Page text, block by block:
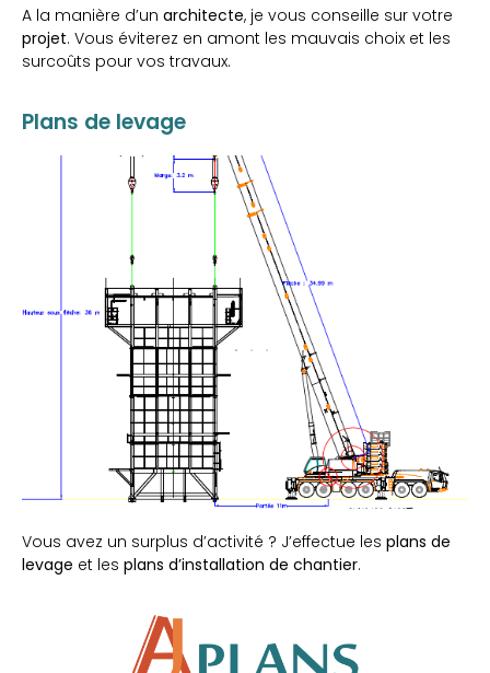
A la manière d’un architecte, je vous conseille sur votre
projet. Vous éviterez en amont les mauvais choix et les
surcoûts pour vos travaux.
Plans de levage
Vous avez un surplus d’activité ? J’effectue les plans de
levage et les plans d’installation de chantier.